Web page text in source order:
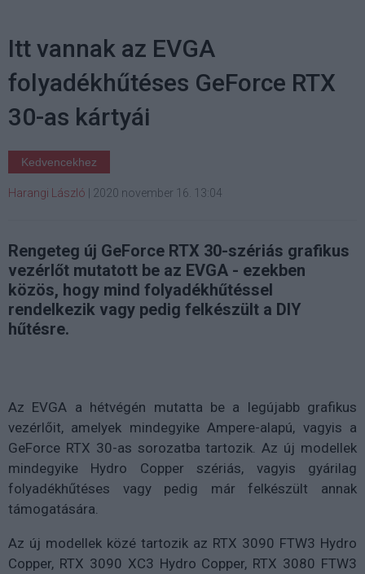
Itt vannak az EVGA
folyadékhűtéses GeForce RTX
30-as kártyái
Kedvencekhez
Harangi László 2020 november 16. 13:04
Rengeteg új GeForce RTX 30-szériás grafikus
vezérlőt mutatott be az EVGA - ezekben
közös, hogy mind folyadékhűtéssel
rendelkezik vagy pedig felkészült a DIY
hűtésre.
Az EVGA a hétvégén mutatta be a legújabb grafikus
vezérlőit, amelyek mindegyike Ampere-alapú, vagyis a
GeForce RTX 30-as sorozatba tartozik. Az új modellek
mindegyike Hydro Copper szériás, vagyis gyárilag
folyadékhűtéses vagy pedig már felkészült annak
támogatására.
Az új modellek közé tartozik az RTX 3090 FTW3 Hydro
Copper, RTX 3090 XC3 Hydro Copper, RTX 3080 FTW3